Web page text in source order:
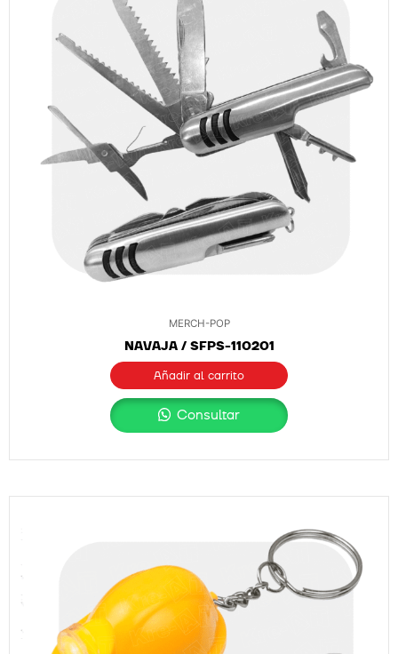
MERCH-POP
NAVAJA / SFPS-110201
Añadir al carrito
Consultar